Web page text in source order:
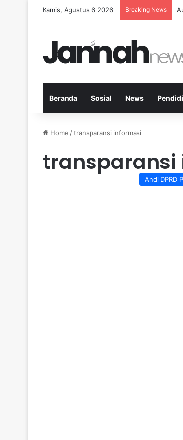
Kamis, Agustus 6 2026 Breaking News
Beranda Sosial News
Home /transparansi informasi
transparansi
Andi DPRD